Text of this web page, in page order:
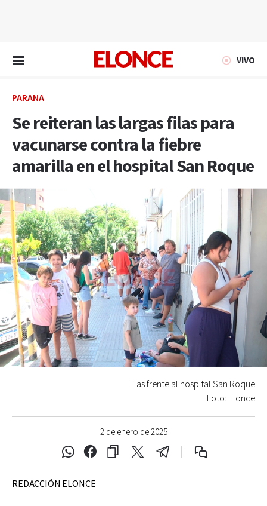
VIVO
PARANÁ
Se reiteran las largas filas para
vacunarse contra la fiebre
amarilla en el hospital San Roque
2 de enero de 2025
Filas frente al hospital San Roque
Foto: Elonce
REDACCIÓN ELONCE